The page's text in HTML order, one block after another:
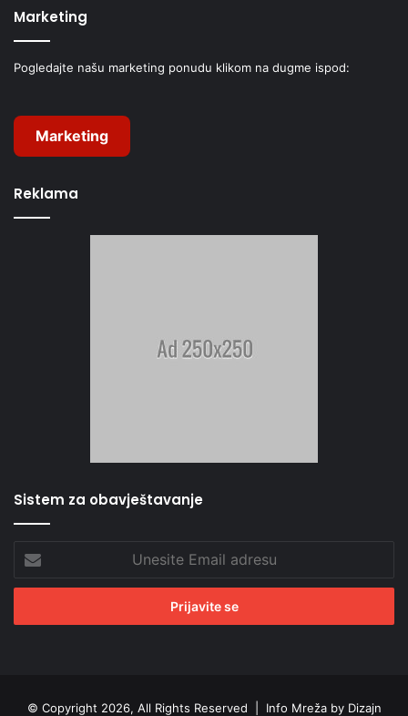
Marketing
Pogledajte našu marketing ponudu klikom na dugme ispod:
Marketing
Reklama
Sistem za obavještavanje
Email
adresu
© Copyright 2026, All Rights Reserved | Info Mreža by Dizajn